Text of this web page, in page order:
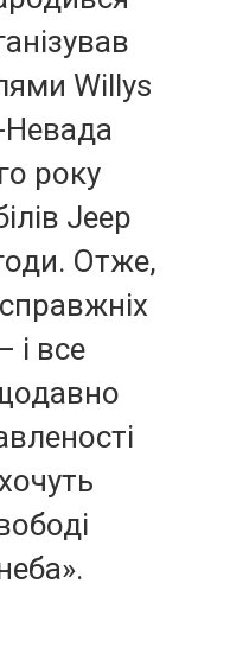
Willys
Невада
року
Jeep
Отже,
і все